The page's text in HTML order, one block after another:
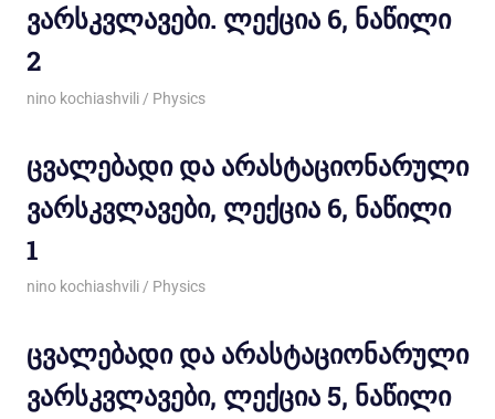
ვარსკვლავები. ლექცია 6, ნაწილი
2
05/03/2012
nino kochiashvili Physics
ცვალებადი და არასტაციონარული
ვარსკვლავები, ლექცია 6, ნაწილი
1
05/03/2012
nino kochiashvili Physics
ცვალებადი და არასტაციონარული
ვარსკვლავები, ლექცია 5, ნაწილი